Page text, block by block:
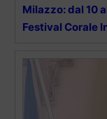
Milazzo: dal 10
Festival Corale